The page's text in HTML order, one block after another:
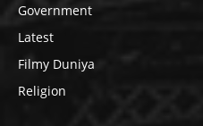
Government
Latest
Filmy Duniya
Religion